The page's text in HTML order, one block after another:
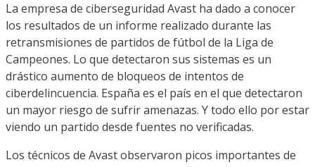
La empresa de ciberseguridad Avast ha dado a conocer
los resultados de un informe realizado durante las
retransmisiones de partidos de fútbol de la Liga de
Campeones. Lo que detectaron sus sistemas es un
drástico aumento de bloqueos de intentos de
ciberdelincuencia. España es el país en el que detectaron
un mayor riesgo de sufrir amenazas. Y todo ello por estar
viendo un partido desde fuentes no verificadas.
Los técnicos de Avast observaron picos importantes de